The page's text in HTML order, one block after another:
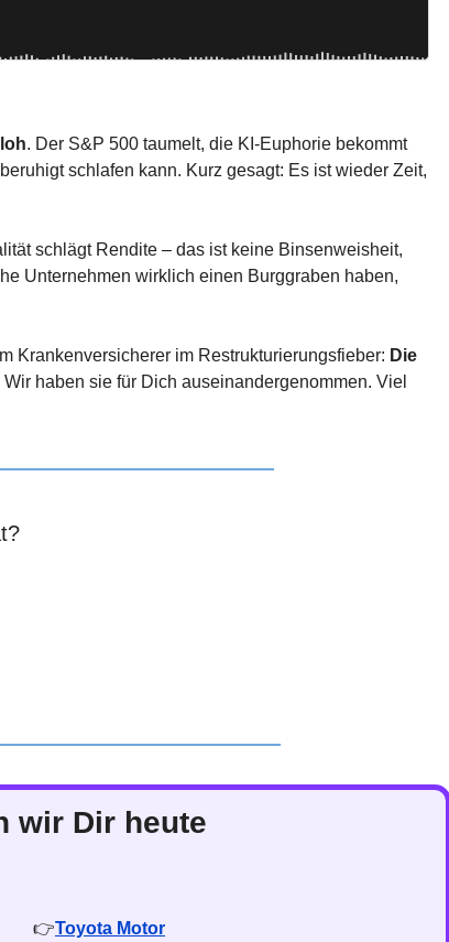
. Der S&P 500 taumelt, die KI-Euphorie bekommt
schlafen kann. Kurz gesagt: Es ist wieder Zeit,
schlägt Rendite – das ist keine Binsenweisheit,
Unternehmen wirklich einen Burggraben haben,
Krankenversicherer im Restrukturierungsfieber: Die
Wir haben sie für Dich auseinandergenommen. Viel
wir Dir heute
👉Toyota Motor